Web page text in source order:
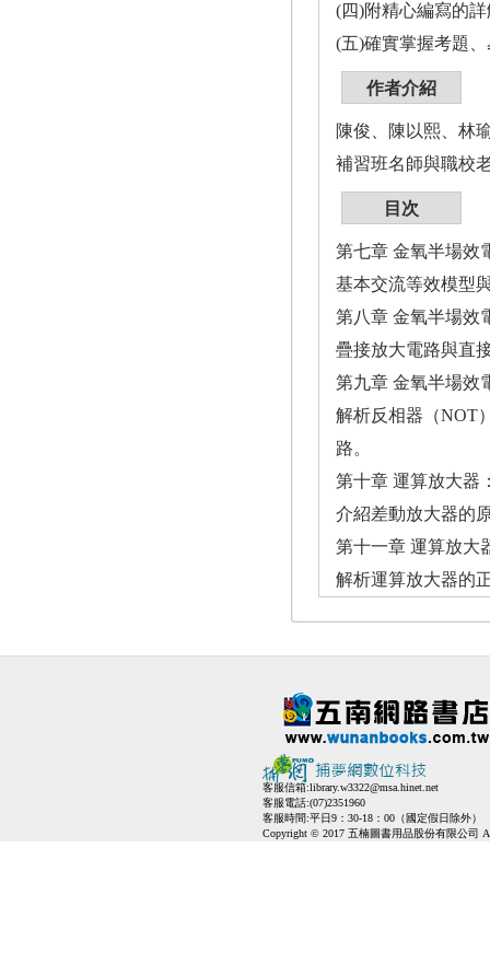
(四)附精心編寫的
(五)確實掌握考題
作者介紹
陳俊、陳以熙、林
補習班名師與職校
目次
第七章 金氧半場效
基本交流等效模型
第八章 金氧半場效
疊接放大電路與直
第九章 金氧半場效
解析反相器（NOT
路。
第十章 運算放大器
介紹差動放大器的
第十一章 運算放大
解析運算放大器的
客服信箱:library.w3322@msa.hinet.net
客服電話:(07)2351960
客服時間:平日9：30-18：00（國定假日除外）
Copyright © 2017 五楠圖書用品股份有限公司